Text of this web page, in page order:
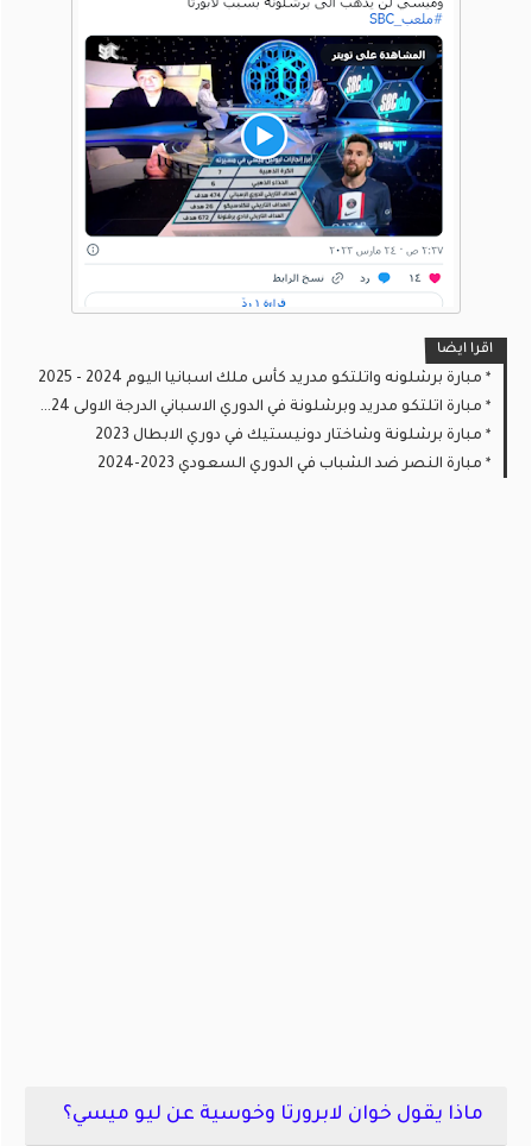
اقرا ايضا
مبارة برشلونه واتلتكو مدريد كأس ملك اسبانيا اليوم 2024 - 2025
مبارة اتلتكو مدريد وبرشلونة في الدوري الاسباني الدرجة الاولى 2024
مبارة برشلونة وشاختار دونيستيك في دوري الابطال 2023
مبارة النصر ضد الشباب في الدوري السعودي 2023-2024
ماذا يقول خوان لابرورتا وخوسية عن ليو ميسي؟